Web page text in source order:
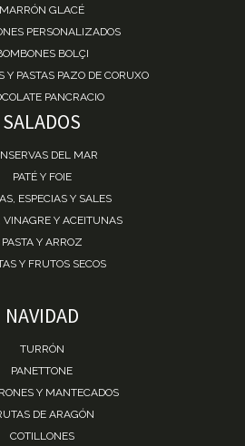
MARRÓN GLACÉ
PERSONALIZADOS
BOLÇI
Y PASTAS PAZO DE CORUXO
PANCRACIO
SALADOS
DEL MAR
PATÉ Y FOIE
ESPECIAS Y SALES
VINAGRE Y ACEITUNAS
PASTA Y ARROZ
Y FRUTOS SECOS
NAVIDAD
TURRÓN
PANETTONE
Y MANTECADOS
DE ARAGÓN
COTILLONES